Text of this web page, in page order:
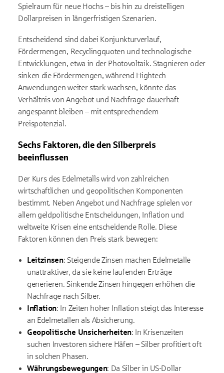
Spielraum für neue Hochs – bis hin zu dreistelligen
Dollarpreisen in längerfristigen Szenarien.
Entscheidend sind dabei Konjunkturverlauf,
Fördermengen, Recyclingquoten und technologische
Entwicklungen, etwa in der Photovoltaik. Stagnieren oder
sinken die Fördermengen, während Hightech
Anwendungen weiter stark wachsen, könnte das
Verhältnis von Angebot und Nachfrage dauerhaft
angespannt bleiben – mit entsprechendem
Preispotenzial.
Sechs Faktoren, die den Silberpreis
beeinflussen
Der Kurs des Edelmetalls wird von zahlreichen
wirtschaftlichen und geopolitischen Komponenten
bestimmt. Neben Angebot und Nachfrage spielen vor
allem geldpolitische Entscheidungen, Inflation und
weltweite Krisen eine entscheidende Rolle. Diese
Faktoren können den Preis stark bewegen:
Leitzinsen: Steigende Zinsen machen Edelmetalle
unattraktiver, da sie keine laufenden Erträge
generieren. Sinkende Zinsen hingegen erhöhen die
Nachfrage nach Silber.
Inflation: In Zeiten hoher Inflation steigt das Interesse
an Edelmetallen als Absicherung.
Geopolitische Unsicherheiten: In Krisenzeiten
suchen Investoren sichere Häfen – Silber profitiert oft
in solchen Phasen.
Währungsbewegungen: Da Silber in US-Dollar